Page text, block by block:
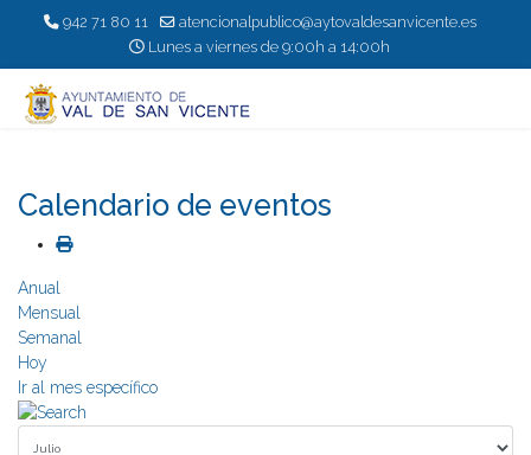
942 71 80 11
atencionalpublico@aytovaldesanvicente.es
Lunes a viernes de 9:00h a 14:00h
Calendario de eventos
Anual
Mensual
Semanal
Hoy
Ir al mes específico